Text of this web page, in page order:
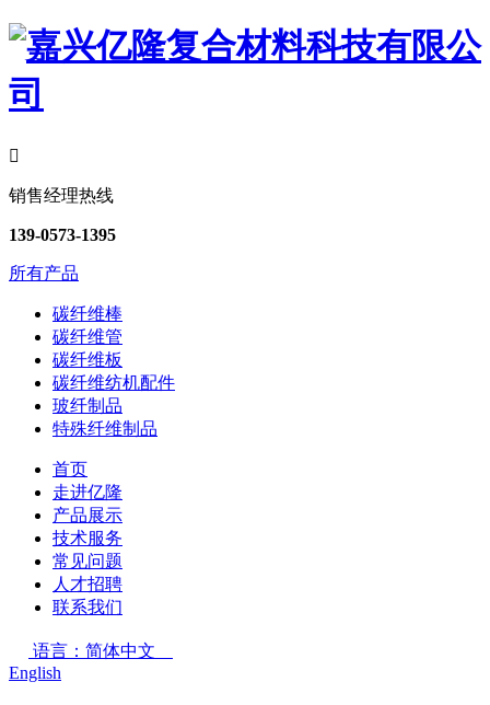

销售经理热线
139-0573-1395
所有产品
碳纤维棒
碳纤维管
碳纤维板
碳纤维纺机配件
玻纤制品
特殊纤维制品
首页
走进亿隆
产品展示
技术服务
常见问题
人才招聘
联系我们
语言：简体中文
English